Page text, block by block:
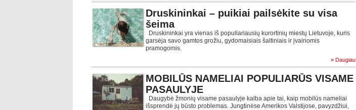
Druskininkai – puikiai pailsėkite su visa
šeima
Druskininkai yra vienas iš populiariausių kurortinių miestų Lietuvoje, kuris
garsėja savo gamtos grožiu, gydomaisiais šaltiniais ir įvairiomis
pramogomis.
» Daugiau
MOBILŪS NAMELIAI POPULIARŪS VISAME
PASAULYJE
Daugybė žmonių visame pasaulyje kalba apie tai, kaip mobilūs nameliai
išsprendė jų būsto problemas. Jungtinėse Amerikos Valstijose, pavyzdžiui,